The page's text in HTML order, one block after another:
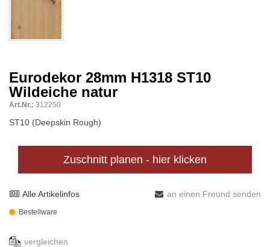
Eurodekor 28mm H1318 ST10
Wildeiche natur
Art.Nr.: 312250
ST10 (Deepskin Rough)
Zuschnitt planen - hier klicken
Alle Artikelinfos an einen Freund senden
Bestellware
vergleichen